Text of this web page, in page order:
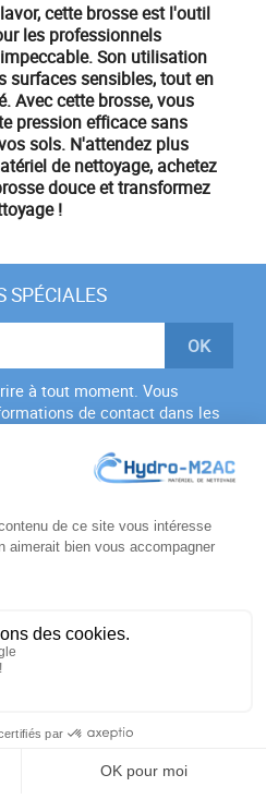
lavor, cette brosse est l'outil
les professionnels
Son utilisation
surfaces sensibles, tout en
Avec cette brosse, vous
pression efficace sans
sols. N'attendez plus
de nettoyage, achetez
douce et transformez
!
SPÉCIALES
à tout moment. Vous
de contact dans les
politique de